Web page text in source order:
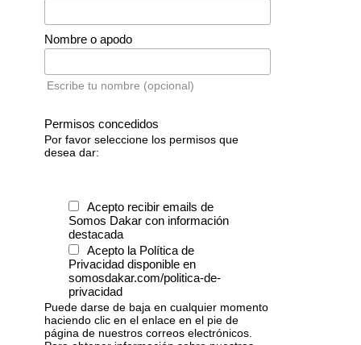
Nombre o apodo
Escribe tu nombre (opcional)
Permisos concedidos
Por favor seleccione los permisos que
desea dar:
Acepto recibir emails de
Somos Dakar con información
destacada
Acepto la Política de
Privacidad disponible en
somosdakar.com/politica-de-
privacidad
Puede darse de baja en cualquier momento
haciendo clic en el enlace en el pie de
página de nuestros correos electrónicos.